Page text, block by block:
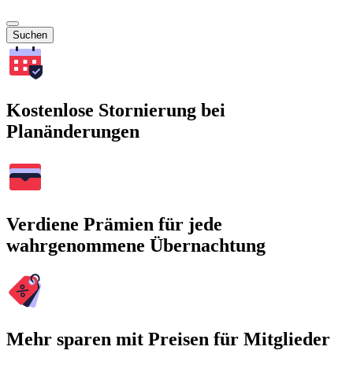
Suchen
Kostenlose Stornierung bei
Planänderungen
Verdiene Prämien für jede
wahrgenommene Übernachtung
Mehr sparen mit Preisen für Mitglieder